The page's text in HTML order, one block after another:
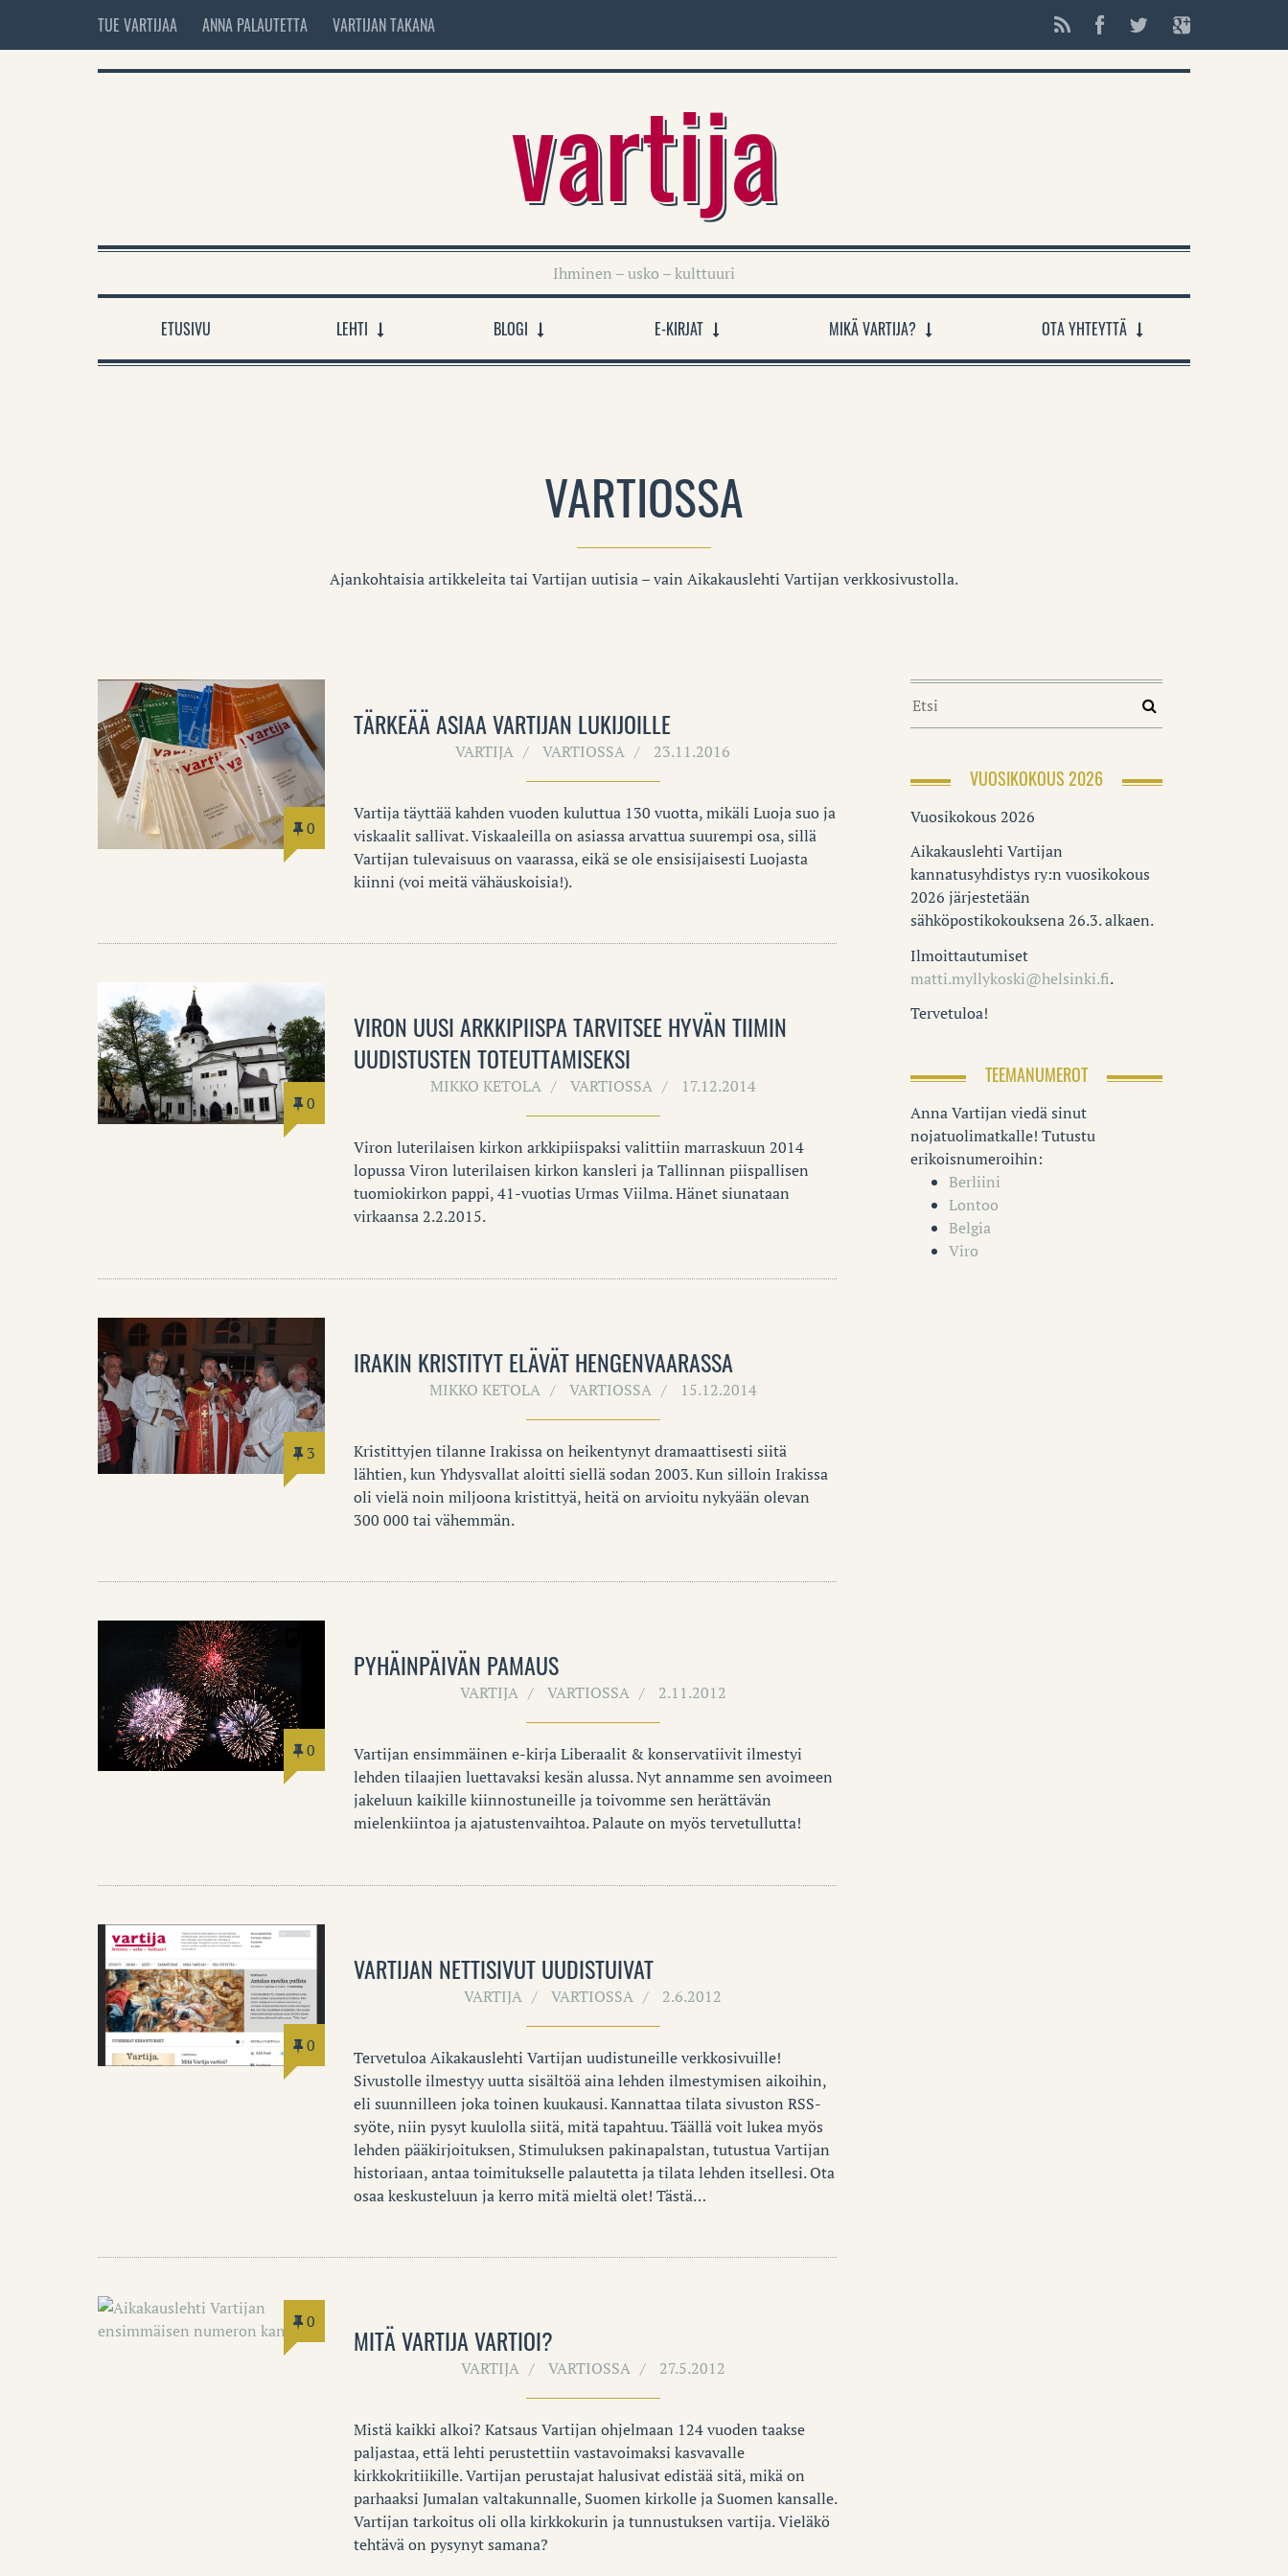
TUE VARTIJAA ANNA PALAUTETTA VARTIJAN TAKANA
vartija
Ihminen – usko – kulttuuri
ETUSIVU LEHTI BLOGI E-KIRJAT MIKÄ VARTIJA? OTA YHTEYTTÄ
VARTIOSSA
Ajankohtaisia artikkeleita tai Vartijan uutisia – vain Aikakauslehti Vartijan verkkosivustolla.
0
TÄRKEÄÄ ASIAA VARTIJAN LUKIJOILLE
VARTIJA VARTIOSSA 23.11.2016
Vartija täyttää kahden vuoden kuluttua 130 vuotta, mikäli Luoja suo ja
viskaalit sallivat. Viskaaleilla on asiassa arvattua suurempi osa, sillä
Vartijan tulevaisuus on vaarassa, eikä se ole ensisijaisesti Luojasta
kiinni (voi meitä vähäuskoisia!).
0
VIRON UUSI ARKKIPIISPA TARVITSEE HYVÄN TIIMIN
UUDISTUSTEN TOTEUTTAMISEKSI
MIKKO KETOLA VARTIOSSA 17.12.2014
Viron luterilaisen kirkon arkkipiispaksi valittiin marraskuun 2014
lopussa Viron luterilaisen kirkon kansleri ja Tallinnan piispallisen
tuomiokirkon pappi, 41-vuotias Urmas Viilma. Hänet siunataan
virkaansa 2.2.2015.
3
IRAKIN KRISTITYT ELÄVÄT HENGENVAARASSA
MIKKO KETOLA VARTIOSSA 15.12.2014
Kristittyjen tilanne Irakissa on heikentynyt dramaattisesti siitä
lähtien, kun Yhdysvallat aloitti siellä sodan 2003. Kun silloin Irakissa
oli vielä noin miljoona kristittyä, heitä on arvioitu nykyään olevan
300 000 tai vähemmän.
0
PYHÄINPÄIVÄN PAMAUS
VARTIJA VARTIOSSA 2.11.2012
Vartijan ensimmäinen e-kirja Liberaalit & konservatiivit ilmestyi
lehden tilaajien luettavaksi kesän alussa. Nyt annamme sen avoimeen
jakeluun kaikille kiinnostuneille ja toivomme sen herättävän
mielenkiintoa ja ajatustenvaihtoa. Palaute on myös tervetullutta!
0
VARTIJAN NETTISIVUT UUDISTUIVAT
VARTIJA VARTIOSSA 2.6.2012
Tervetuloa Aikakauslehti Vartijan uudistuneille verkkosivuille!
Sivustolle ilmestyy uutta sisältöä aina lehden ilmestymisen aikoihin,
eli suunnilleen joka toinen kuukausi. Kannattaa tilata sivuston RSS-
syöte, niin pysyt kuulolla siitä, mitä tapahtuu. Täällä voit lukea myös
lehden pääkirjoituksen, Stimuluksen pakinapalstan, tutustua Vartijan
historiaan, antaa toimitukselle palautetta ja tilata lehden itsellesi. Ota
osaa keskusteluun ja kerro mitä mieltä olet! Tästä…
0
MITÄ VARTIJA VARTIOI?
VARTIJA VARTIOSSA 27.5.2012
Mistä kaikki alkoi? Katsaus Vartijan ohjelmaan 124 vuoden taakse
paljastaa, että lehti perustettiin vastavoimaksi kasvavalle
kirkkokritiikille. Vartijan perustajat halusivat edistää sitä, mikä on
parhaaksi Jumalan valtakunnalle, Suomen kirkolle ja Suomen kansalle.
Vartijan tarkoitus oli olla kirkkokurin ja tunnustuksen vartija. Vieläkö
tehtävä on pysynyt samana?
VUOSIKOKOUS 2026
Vuosikokous 2026
Aikakauslehti Vartijan
kannatusyhdistys ry:n vuosikokous
2026 järjestetään
sähköpostikokouksena 26.3. alkaen.
Ilmoittautumiset
matti.myllykoski@helsinki.fi.
Tervetuloa!
TEEMANUMEROT
Anna Vartijan viedä sinut
nojatuolimatkalle! Tutustu
erikoisnumeroihin:
Berliini
Lontoo
Belgia
Viro